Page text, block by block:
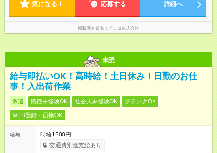
気になる！ 応募する 詳細へ
掲載元企業名 アデコ株式会社
未読
給与即払いOK！高時給！土日休み！日勤のお仕
事！入出荷作業
派遣 職種未経験OK 社会人未経験OK
ブランクOK
WEB登録・面接OK
給与
時給1500円
交通費別途支給あり